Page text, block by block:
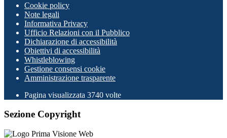
Cookie policy
Note legali
Informativa Privacy
Ufficio Relazioni con il Pubblico
Dichiarazione di accessibilità
Obiettivi di accessibilità
Whistleblowing
Gestione consensi cookie
Amministrazione trasparente
Pagina visualizzata 3740 volte
Sezione Copyright